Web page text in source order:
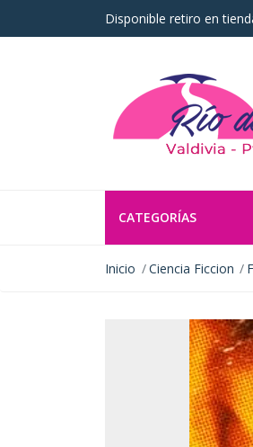
Disponible retiro en
CATEGORÍAS
Inicio Ciencia Ficcion